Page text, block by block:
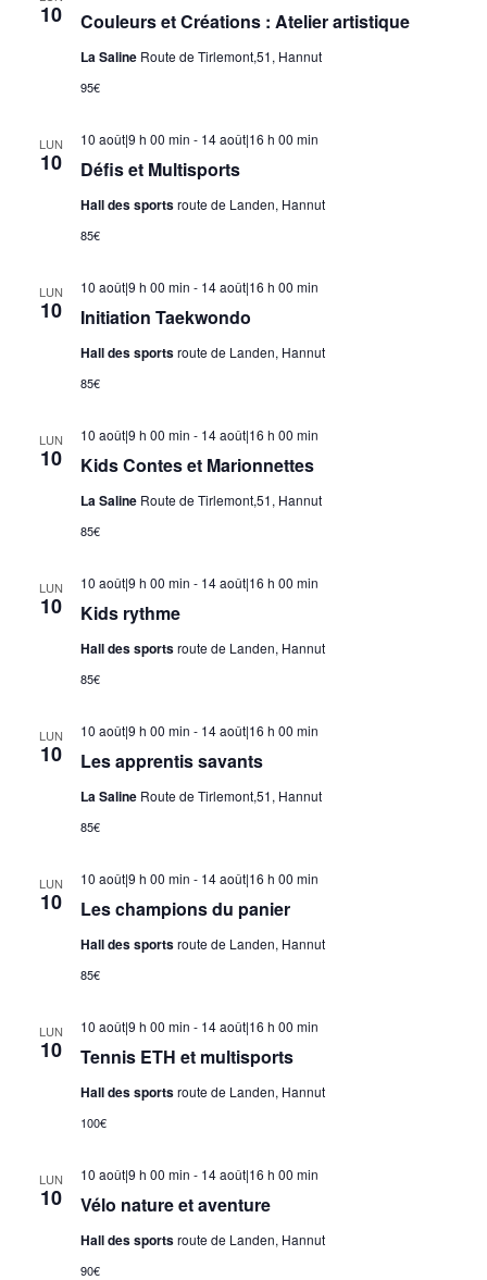
10 Couleurs et Créations : Atelier artistique
La Saline Route de Tirlemont,51, Hannut
95€
LUN
10 Défis et Multisports
10 août|9 h 00 min - 14 août|16 h 00 min
Hall des sportsroute de Landen, Hannut
85€
LUN
10 Initiation Taekwondo
10 août|9 h 00 min - 14 août|16 h 00 min
Hall des sportsroute de Landen, Hannut
85€
LUN
10 Kids Contes et Marionnettes
10 août|9 h 00 min - 14 août|16 h 00 min
La Saline Route de Tirlemont,51, Hannut
85€
LUN
10 Kids rythme
10 août|9 h 00 min - 14 août|16 h 00 min
Hall des sportsroute de Landen, Hannut
85€
LUN
10 Les apprentis savants
10 août|9 h 00 min - 14 août|16 h 00 min
La Saline Route de Tirlemont,51, Hannut
85€
LUN
10 Les champions du panier
10 août|9 h 00 min - 14 août|16 h 00 min
Hall des sportsroute de Landen, Hannut
85€
LUN
10 Tennis ETH et multisports
10 août|9 h 00 min - 14 août|16 h 00 min
Hall des sportsroute de Landen, Hannut
100€
LUN
10 Vélo nature et aventure
10 août|9 h 00 min - 14 août|16 h 00 min
Hall des sportsroute de Landen, Hannut
90€